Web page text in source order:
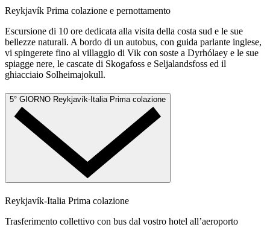
Reykjavík Prima colazione e pernottamento
Escursione di 10 ore dedicata alla visita della costa sud e le sue
bellezze naturali. A bordo di un autobus, con guida parlante inglese,
vi spingerete fino al villaggio di Vik con soste a Dyrhólaey e le sue
spiagge nere, le cascate di Skogafoss e Seljalandsfoss ed il
ghiacciaio Solheimajokull.
5° GIORNO Reykjavík-Italia Prima colazione
Reykjavík-Italia Prima colazione
Trasferimento collettivo con bus dal vostro hotel all’aeroporto